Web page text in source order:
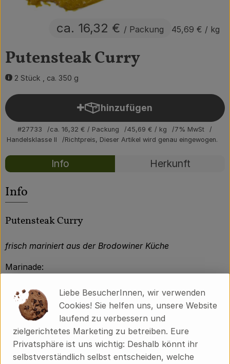
Haushalt
Brodowin besuchen
Über uns
Community
Putensteak Curry
2 Stück , ca. 350 g
ca. 16,32 € / Packung 45,69 € / kg
hinzufügen
Produkt zum Warenkorb
#27733 ca. 16,32 € / Packung 45,69 € / kg
7% MwSt
Handelsklasse II
Richtpreis, Dieser Artikel wird genau eingewogen.
Rezepte
Info Herkunft
Info
Putensteak Curry
frisch mariniert aus der Brodowiner Küche
Marinade:
Joghurt*, Mangopüree*, Curry*, Ingwer*, Knoblauch*,
Curryblätter*, Salz, Pfeffer*.
*kontrolliert biologisch
Liebe BesucherInnen, wir verwenden
Cookies! Sie helfen uns, unsere Website
laufend zu verbessern und
zielgerichtetes Marketing zu betreiben. Eure
Privatsphäre ist uns wichtig: Deshalb könnt ihr
selbstverständlich selbst entscheiden, welche